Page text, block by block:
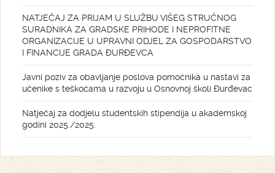
NATJEČAJ ZA PRIJAM U SLUŽBU VIŠEG STRUČNOG
SURADNIKA ZA GRADSKE PRIHODE I NEPROFITNE
ORGANIZACIJE U UPRAVNI ODJEL ZA GOSPODARSTVO
I FINANCIJE GRADA ĐURĐEVCA
Javni poziv za obavljanje poslova pomoćnika u nastavi za
učenike s teškoćama u razvoju u Osnovnoj školi Đurđevac
Natječaj za dodjelu studentskih stipendija u akademskoj
godini 2025./2025.